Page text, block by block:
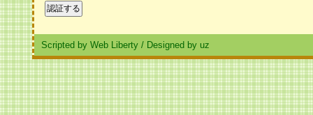
Scripted by Web Liberty / Designed by uz